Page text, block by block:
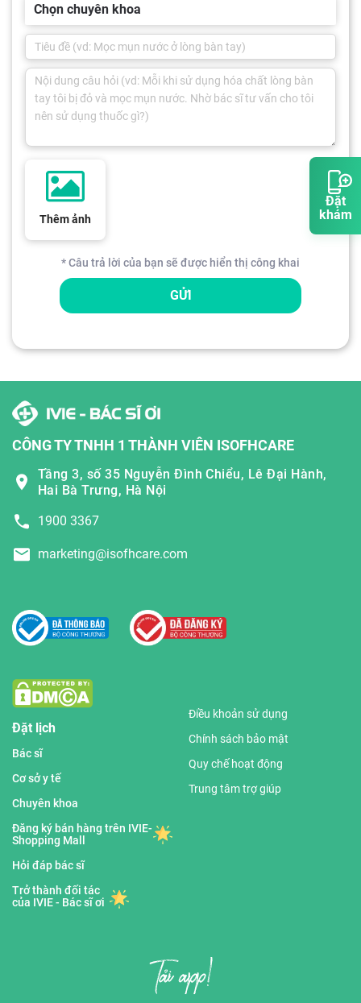
Đặt
khám
Chọn chuyên khoa
Thêm ảnh
* Câu trả lời của bạn sẽ được hiển thị công khai
GỬI
CÔNG TY TNHH 1 THÀNH VIÊN ISOFHCARE
Tầng 3, số 35 Nguyễn Đình Chiểu, Lê Đại Hành,
Hai Bà Trưng, Hà Nội
1900 3367
marketing@isofhcare.com
Đặt lịch
Bác sĩ
Cơ sở y tế
Chuyên khoa
Đăng ký bán hàng trên IVIE-
Shopping Mall
Hỏi đáp bác sĩ
Trở thành đối tác
của IVIE - Bác sĩ ơi
Điều khoản sử dụng
Chính sách bảo mật
Quy chế hoạt động
Trung tâm trợ giúp